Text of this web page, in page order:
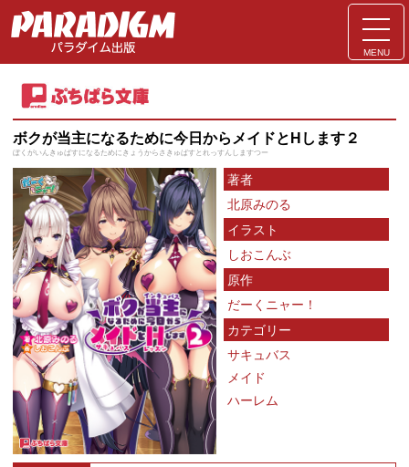
MENU
ボクが当主になるために今日からメイドとHします２
ぼくがいんきゅばすになるためにきょうからさきゅばすとれっすんしますつー
著者
北原みのる
イラスト
しおこんぶ
原作
だーくニャー！
カテゴリー
サキュバス
メイド
ハーレム